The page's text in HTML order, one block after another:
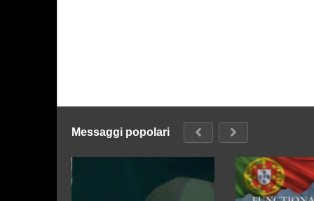
Messaggi popolari